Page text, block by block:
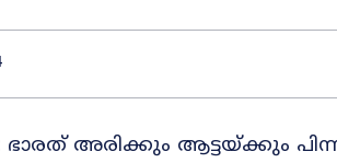
അരിക്കും ആട്ടയ്ക്കും